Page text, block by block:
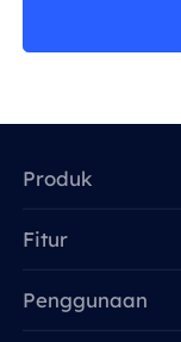
Produk
Fitur
Penggunaan